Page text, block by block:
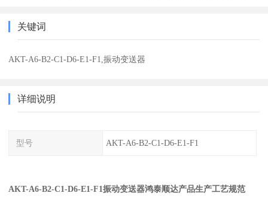
关键词
AKT-A6-B2-C1-D6-E1-F1,振动变送器
详细说明
型号 AKT-A6-B2-C1-D6-E1-F1
AKT-A6-B2-C1-D6-E1-F1振动变送器鸿泰顺达产品生产工艺规范